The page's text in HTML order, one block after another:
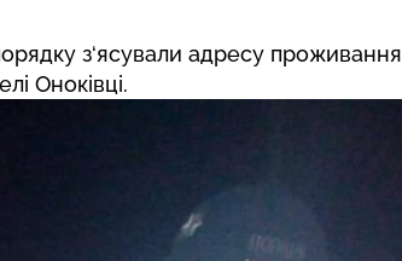
з‘ясували адресу проживання
Оноківці.